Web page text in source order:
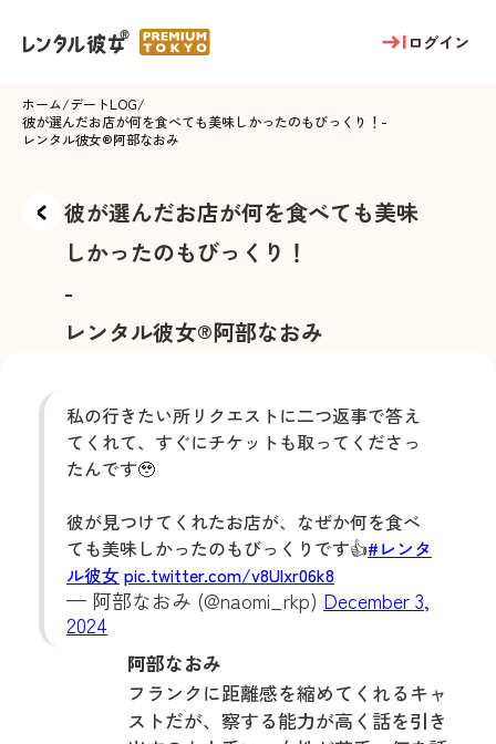
ログイン
ホーム/デートLOG/
彼が選んだお店が何を食べても美味しかったのもびっくり！ -
レンタル彼女®阿部なおみ
彼が選んだお店が何を食べても美味
しかったのもびっくり！
-
レンタル彼女®阿部なおみ
私の行きたい所リクエストに二つ返事で答え
てくれて、すぐにチケットも取ってくださっ
たんです🥹
彼が見つけてくれたお店が、なぜか何を食べ
ても美味しかったのもびっくりです👍#レンタ
ル彼女 pic.twitter.com/v8Ulxr06k8
— 阿部なおみ (@naomi_rkp) December 3,
2024
阿部なおみ
フランクに距離感を縮めてくれるキャ
ストだが、察する能力が高く話を引き